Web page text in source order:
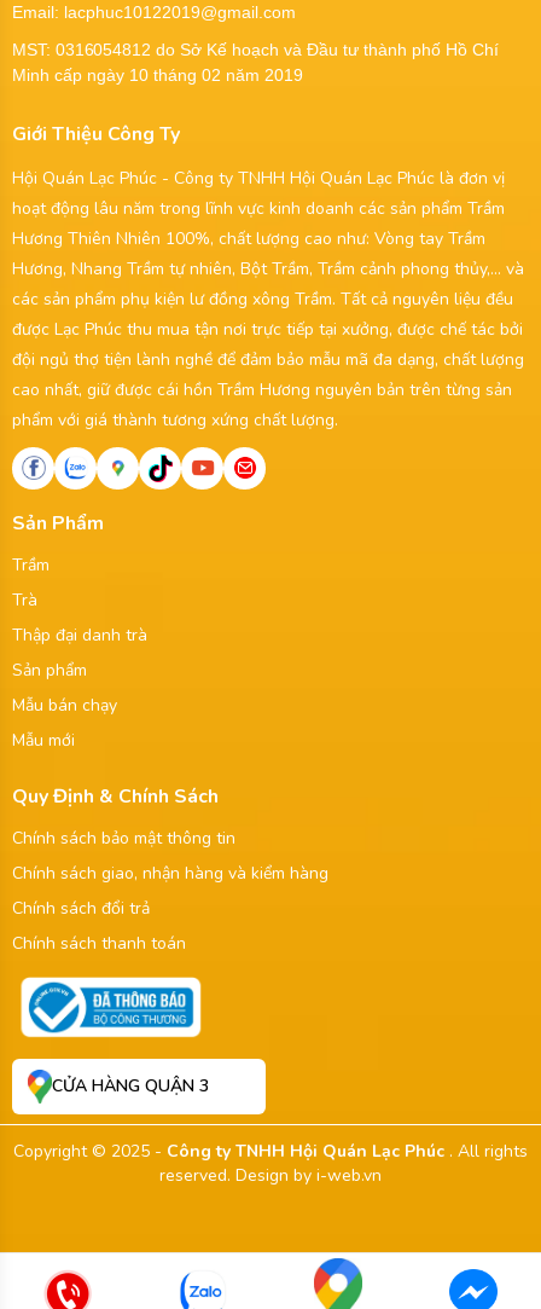
Email: lacphuc10122019@gmail.com
MST: 0316054812 do Sở Kế hoạch và Đầu tư thành phố Hồ Chí
Minh cấp ngày 10 tháng 02 năm 2019
Giới Thiệu Công Ty
Hội Quán Lạc Phúc - Công ty TNHH Hội Quán Lạc Phúc là đơn vị
hoạt động lâu năm trong lĩnh vực kinh doanh các sản phẩm Trầm
Hương Thiên Nhiên 100%, chất lượng cao như: Vòng tay Trầm
Hương, Nhang Trầm tự nhiên, Bột Trầm, Trầm cảnh phong thủy,... và
các sản phẩm phụ kiện lư đồng xông Trầm. Tất cả nguyên liệu đều
được Lạc Phúc thu mua tận nơi trực tiếp tại xưởng, được chế tác bởi
đội ngủ thợ tiện lành nghề để đảm bảo mẫu mã đa dạng, chất lượng
cao nhất, giữ được cái hồn Trầm Hương nguyên bản trên từng sản
phẩm với giá thành tương xứng chất lượng.
Sản Phẩm
Trầm
Trà
Thập đại danh trà
Sản phẩm
Mẫu bán chạy
Mẫu mới
Quy Định & Chính Sách
Chính sách bảo mật thông tin
Chính sách giao, nhận hàng và kiểm hàng
Chính sách đổi trả
Chính sách thanh toán
CỬA HÀNG QUẬN 3
Copyright © 2025 - Công ty TNHH Hội Quán Lạc Phúc . All rights
reserved. Design by i-web.vn